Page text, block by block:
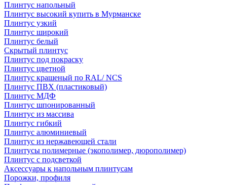
Плинтус напольный
Плинтус высокий купить в Мурманске
Плинтус узкий
Плинтус широкий
Плинтус белый
Скрытый плинтус
Плинтус под покраску
Плинтус цветной
Плинтус крашеный по RAL/ NCS
Плинтус ПВХ (пластиковый)
Плинтус МДФ
Плинтус шпонированный
Плинтус из массива
Плинтус гибкий
Плинтус алюминиевый
Плинтус из нержавеющей стали
Плинтусы полимерные (экополимер, дюрополимер)
Плинтус с подсветкой
Аксессуары к напольным плинтусам
Порожки, профиля